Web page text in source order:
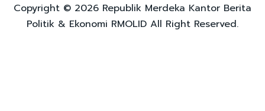
Copyright © 2026 Republik Merdeka Kantor Berita
Politik & Ekonomi RMOLID All Right Reserved.